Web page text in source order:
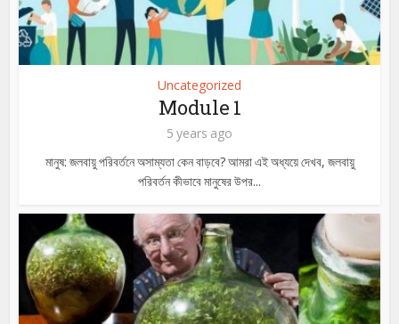
Uncategorized
Module 1
5 years ago
মানুষ: জলবায়ু পরিবর্তনে অসাম্যতা কেন বাড়বে? আমরা এই অধ্যয়ে দেখব, জলবায়ু
পরিবর্তন কীভাবে মানুষের উপর...